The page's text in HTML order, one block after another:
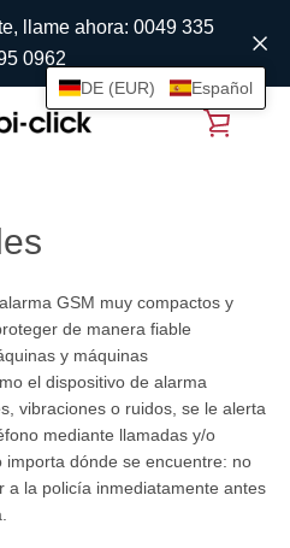
llame ahora: 0049 335
0962
GSM muy compactos y
de manera fiable
y máquinas
el dispositivo de alarma
vibraciones o ruidos, se le alerta
mediante llamadas y/o
importa dónde se encuentre: no
a la policía inmediatamente antes
DE (EUR) Español